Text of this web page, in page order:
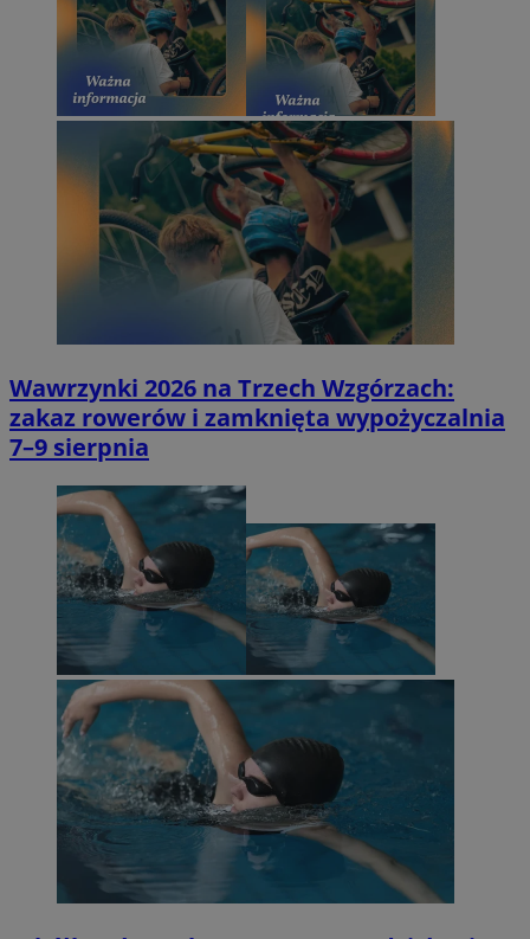
Wawrzynki 2026 na Trzech Wzgórzach:
zakaz rowerów i zamknięta wypożyczalnia
7–9 sierpnia